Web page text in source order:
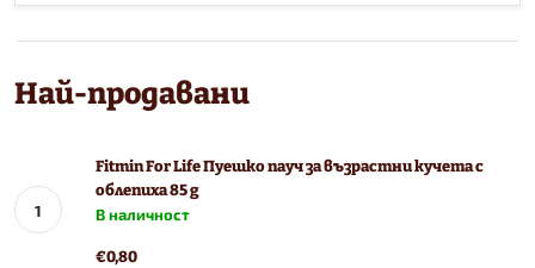
Най-продавани
Fitmin For Life Пуешко пауч за възрастни кучета с
облепиха 85 g
В наличност
€0,80